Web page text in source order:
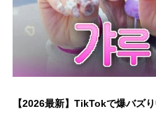
【2026最新】TikTokで爆バズ